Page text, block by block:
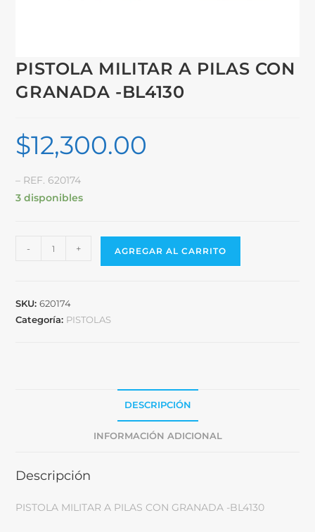
PISTOLA MILITAR A PILAS CON
GRANADA -BL4130
$12,300.00
– REF. 620174
3 disponibles
- + AGREGAR AL CARRITO
SKU:620174
Categoría: PISTOLAS
DESCRIPCIÓN
INFORMACIÓN ADICIONAL
Descripción
PISTOLA MILITAR A PILAS CON GRANADA -BL4130